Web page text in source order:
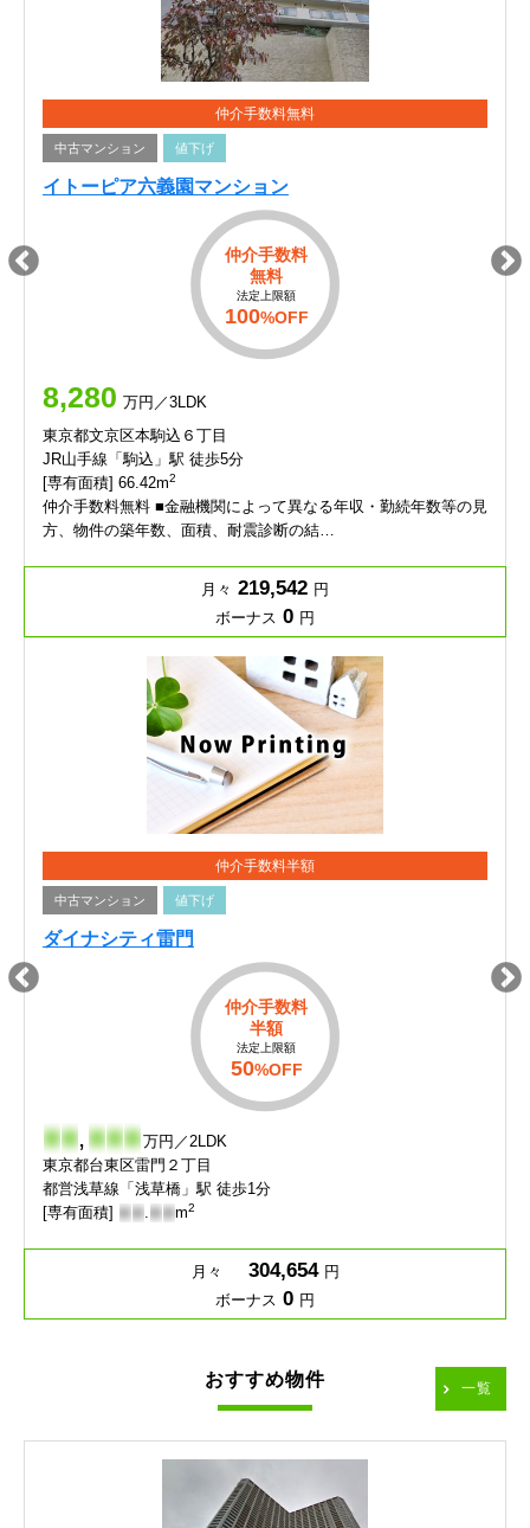
仲介手数料無料
中古マンション 値下げ
イトーピア六義園マンション
仲介手数料
無料
法定上限額
100%OFF
8,280 万円／3LDK
東京都文京区本駒込６丁目
JR山手線「駒込」駅 徒歩5分
[専有面積] 66.42m2
仲介手数料無料 ■金融機関によって異なる年収・勤続年数等の見
方、物件の築年数、面積、耐震診断の結…
月々 219,542 円
ボーナス 0 円
仲介手数料半額
中古マンション 値下げ
ダイナシティ雷門
仲介手数料
半額
法定上限額
50%OFF
- - ,- - - 万円／2LDK
東京都台東区雷門２丁目
都営浅草線「浅草橋」駅 徒歩1分
[専有面積] - - .- - m2
月々 304,654 円
ボーナス 0 円
おすすめ物件 一覧